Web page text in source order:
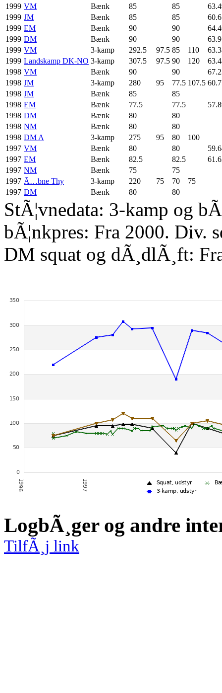
1999 VM Bænk 85 85
1999 JM Bænk 85 85
1999 EM Bænk 90 90
1999 DM Bænk 90 90
1999 VM 3-kamp 292.5 97.5 85 110
1999 Landskamp DK-NO 3-kamp 307.5 97.5 90 120
1998 VM Bænk 90 90
1998 JM 3-kamp 280 95 77.5 107.5
1998 JM Bænk 85
85
1998 EM Bænk 77.5 77.5
1998 DM Bænk 80
80
1998 NM Bænk 80
80
1998 DM A 3-kamp 275 95 80
100
1997 VM Bænk 80 80
1997 EM Bænk 82.5 82.5
1997 NM Bænk 75
75
1997 Ã…bne Thy 3-kamp 220 75 70
75
1997 DM Bænk 80 80
StÃ¦vnedata: 3-kamp og
bÃ¦nkpres: Fra 2000. Div.
DM squat og dÃ¸dlÃ¸ft:
LogbÃ¸ger og andre
TilfÃ¸j link